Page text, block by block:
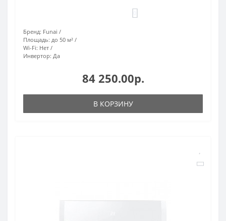
Бренд: Funai
Площадь: до 50 м²
Wi-Fi: Нет
Инвертор: Да
84 250.00р.
В КОРЗИНУ